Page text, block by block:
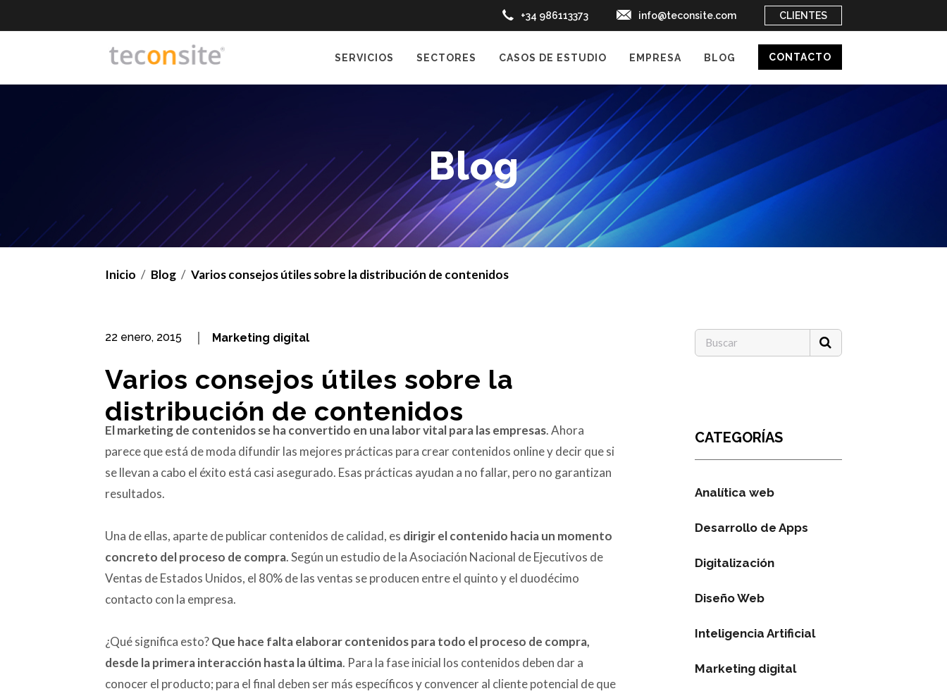
+34 986113373 info@teconsite.com CLIENTES
SERVICIOS SECTORES CASOS DE ESTUDIO EMPRESA BLOG CONTACTO
Blog
Inicio Blog Varios consejos útiles sobre la distribución de contenidos
22 enero, 2015 Marketing digital
Varios consejos útiles sobre la
distribución de contenidos
El marketing de contenidos se ha convertido en una labor vital para las empresas. Ahora
parece que está de moda difundir las mejores prácticas para crear contenidos online y decir que si
se llevan a cabo el éxito está casi asegurado. Esas prácticas ayudan a no fallar, pero no garantizan
resultados.
Una de ellas, aparte de publicar contenidos de calidad, es dirigir el contenido hacia un momento
concreto del proceso de compra. Según un estudio de la Asociación Nacional de Ejecutivos de
Ventas de Estados Unidos, el 80% de las ventas se producen entre el quinto y el duodécimo
contacto con la empresa.
¿Qué significa esto?Que hace falta elaborar contenidos para todo el proceso de compra,
desde la primera interacción hasta la última. Para la fase inicial los contenidos deben dar a
conocer el producto; para el final deben ser más específicos y convencer al cliente potencial de que
CATEGORÍAS
Analítica web
Desarrollo de Apps
Digitalización
Diseño Web
Inteligencia Artificial
Marketing digital